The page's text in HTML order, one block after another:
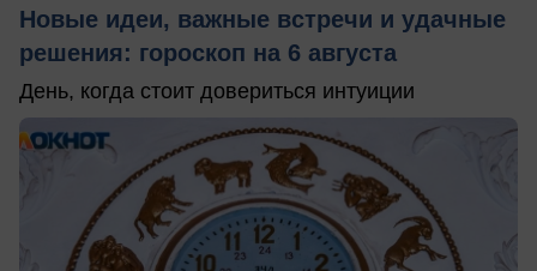
Новые идеи, важные встречи и удачные
решения: гороскоп на 6 августа
День, когда стоит довериться интуиции